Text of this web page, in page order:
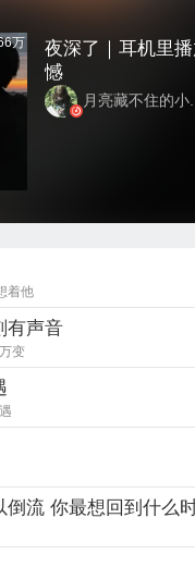
万
夜深了｜耳机里
憾
月亮藏不住的小...
着他
有声音
变
倒流 你最想回到什么